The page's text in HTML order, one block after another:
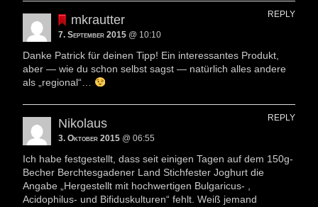
mkrautter
7. September 2015 @ 10:10
Danke Patrick für deinen Tipp! Ein interessantes Produkt,
aber — wie du schon selbst sagst — natürlich alles andere
als „regional“…
REPLY
Nikolaus
3. Oktober 2015 @ 06:55
Ich habe festgestellt, dass seit einigen Tagen auf dem 150g-
Becher Berchtesgadener Land Stichfester Joghurt die
Angabe „Hergestellt mit hochwertigen Bulgaricus- ,
Acidophilus- und Bifiduskulturen“ fehlt. Weiß jemand
REPLY